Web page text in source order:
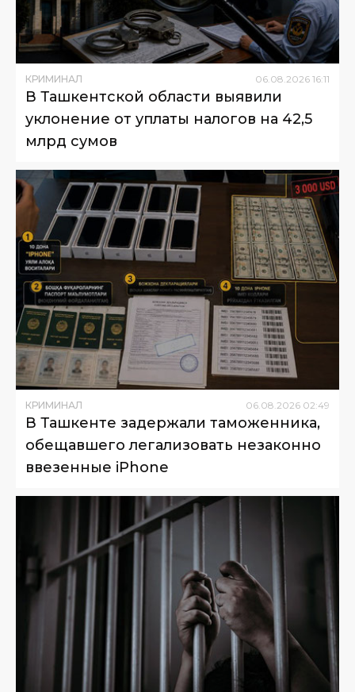
КРИМИНАЛ 06.08.2026 16:11
В Ташкентской области выявили
уклонение от уплаты налогов на 42,5
млрд сумов
КРИМИНАЛ 06 08 2026 02:49
В Ташкенте задержали таможенника,
обещавшего легализовать незаконно
ввезенные iPhone